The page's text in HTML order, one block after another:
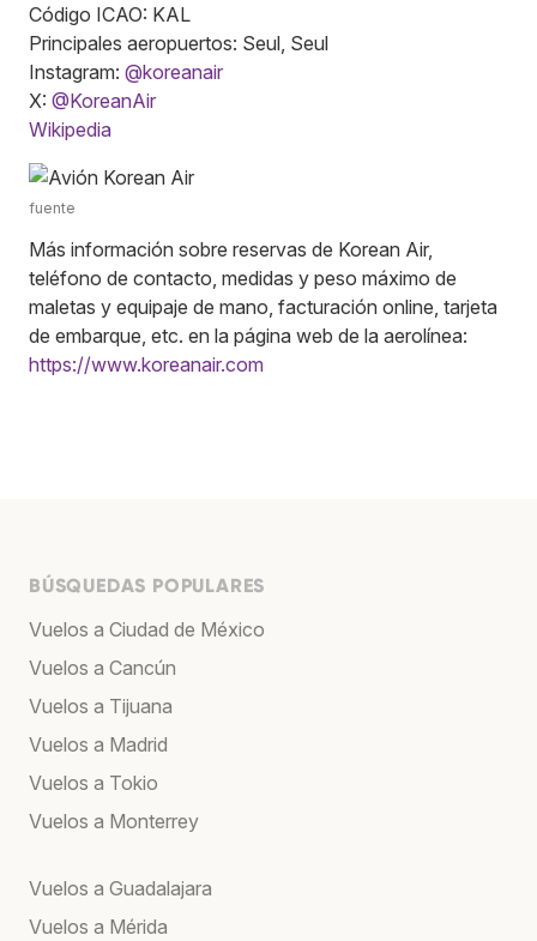
Código ICAO: KAL
Principales aeropuertos: Seul, Seul
Instagram: @koreanair
X: @KoreanAir
Wikipedia
fuente
Más información sobre reservas de Korean Air,
teléfono de contacto, medidas y peso máximo de
maletas y equipaje de mano, facturación online, tarjeta
de embarque, etc. en la página web de la aerolínea:
https://www.koreanair.com
BÚSQUEDAS POPULARES
Vuelos a Ciudad de México
Vuelos a Cancún
Vuelos a Tijuana
Vuelos a Madrid
Vuelos a Tokio
Vuelos a Monterrey
Vuelos a Guadalajara
Vuelos a Mérida